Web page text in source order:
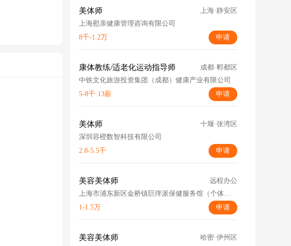
美体师
上海·静安区
上海慰亲健康管理咨询有限公司
8千-1.2万
申请
康体教练/适老化运动指导师
成都·郫都区
中铁文化旅游投资集团（成都）健康产业有限公司
5-8千·13薪
申请
美体师
十堰·张湾区
深圳容橙数智科技有限公司
2.8-5.5千
申请
美容美体师
远程办公
上海市浦东新区金桥镇巨痒派保健服务馆（个体工商户）
1-1.5万
申请
美容美体师
哈密·伊州区